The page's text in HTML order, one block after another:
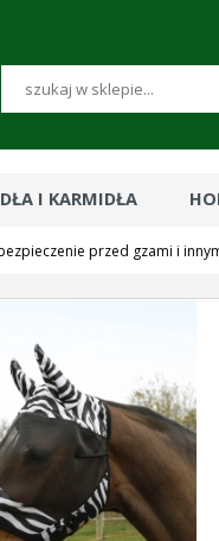
I KARMIDŁA
przed gzami i